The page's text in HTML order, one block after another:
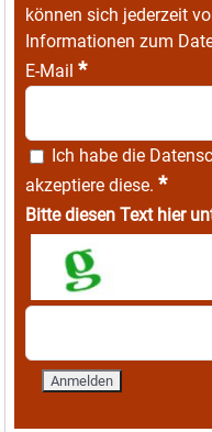
können sich jederzeit
Informationen zum
E-Mail *
Ich habe die
akzeptiere diese. *
Bitte diesen Text hier